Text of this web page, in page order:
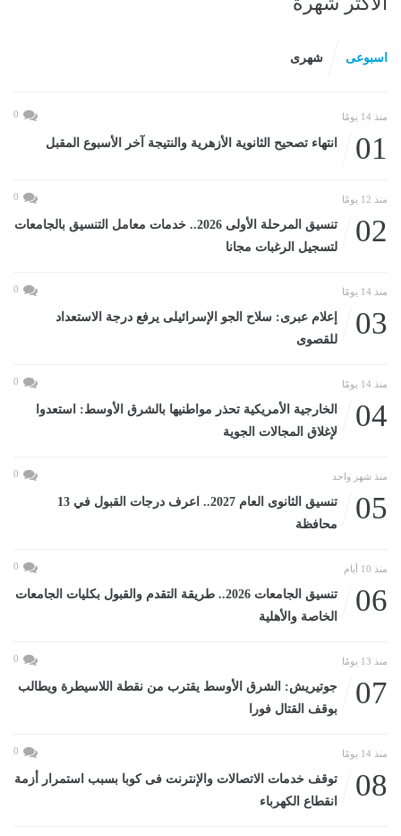
اسبوعى شهرى
منذ 14 يومًا 0
01 انتهاء تصحيح الثانوية الأزهرية والنتيجة آخر الأسبوع المقبل
منذ 12 يومًا 0
02
تنسيق المرحلة الأولى 2026.. خدمات معامل التنسيق بالجامعات
لتسجيل الرغبات مجانا
منذ 14 يومًا 0
03
إعلام عبرى: سلاح الجو الإسرائيلى يرفع درجة الاستعداد
للقصوى
منذ 14 يومًا 0
04
الخارجية الأمريكية تحذر مواطنيها بالشرق الأوسط: استعدوا
لإغلاق المجالات الجوية
منذ شهر واحد 0
05
تنسيق الثانوى العام 2027.. اعرف درجات القبول في 13
محافظة
منذ 10 أيام 0
06
تنسيق الجامعات 2026.. طريقة التقدم والقبول بكليات الجامعات
الخاصة والأهلية
منذ 13 يومًا 0
07
جوتيريش: الشرق الأوسط يقترب من نقطة اللاسيطرة ويطالب
بوقف القتال فورا
منذ 14 يومًا 0
08
توقف خدمات الاتصالات والإنترنت فى كوبا بسبب استمرار أزمة
انقطاع الكهرباء